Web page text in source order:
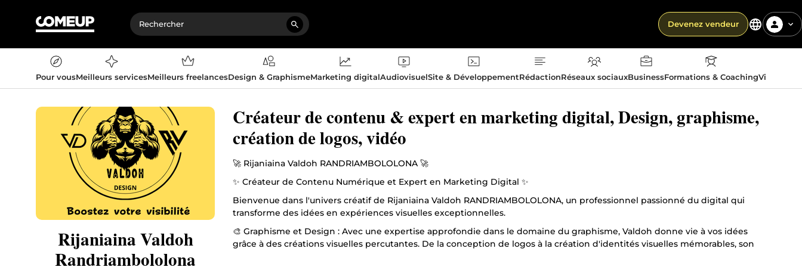
Devenez vendeur
Pour vousMeilleurs servicesMeilleurs freelancesDesign & GraphismeMarketing digitalAudiovisuelSite & DéveloppementRédactionRéseaux sociauxBusinessFormations & CoachingVie
Rijaniaina Valdoh
Randriambololona
Créateur de contenu & expert en marketing digital, Design, graphisme,
création de logos, vidéo
🚀 Rijaniaina Valdoh RANDRIAMBOLOLONA 🚀
✨ Créateur de Contenu Numérique et Expert en Marketing Digital ✨
Bienvenue dans l'univers créatif de Rijaniaina Valdoh RANDRIAMBOLOLONA, un professionnel passionné du digital qui
transforme des idées en expériences visuelles exceptionnelles.
🎨 Graphisme et Design : Avec une expertise approfondie dans le domaine du graphisme, Valdoh donne vie à vos idées
grâce à des créations visuelles percutantes. De la conception de logos à la création d'identités visuelles mémorables, son